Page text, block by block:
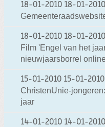
18-01-2010 18-01-
18-01-2010 18-01-
Film 'Engel van het
nieuwjaarsborrel
15-01-2010 15-01-
ChristenUnie-
jaar
14-01-2010 14-01-